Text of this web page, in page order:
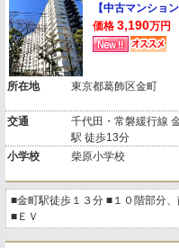
【中古マンショ
価格 3,190万円
所在地 東京都葛飾区金町
交通
千代田・常磐緩行線
駅 徒歩13分
小学校 柴原小学校
■金町駅徒歩１３分 ■１０階部分
■ＥＶ